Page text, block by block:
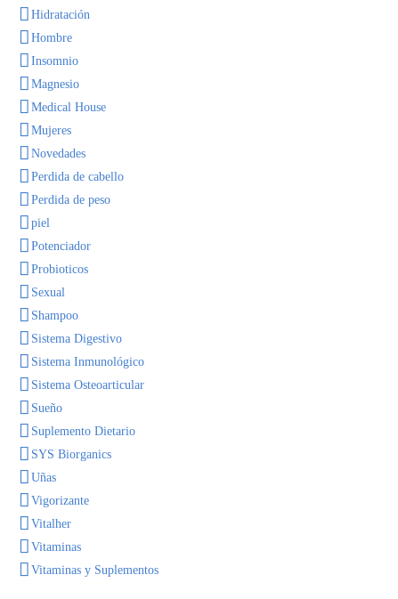
Hidratación
Hombre
Insomnio
Magnesio
Medical House
Mujeres
Novedades
Perdida de cabello
Perdida de peso
piel
Potenciador
Probioticos
Sexual
Shampoo
Sistema Digestivo
Sistema Inmunológico
Sistema Osteoarticular
Sueño
Suplemento Dietario
SYS Biorganics
Uñas
Vigorizante
Vitalher
Vitaminas
Vitaminas y Suplementos